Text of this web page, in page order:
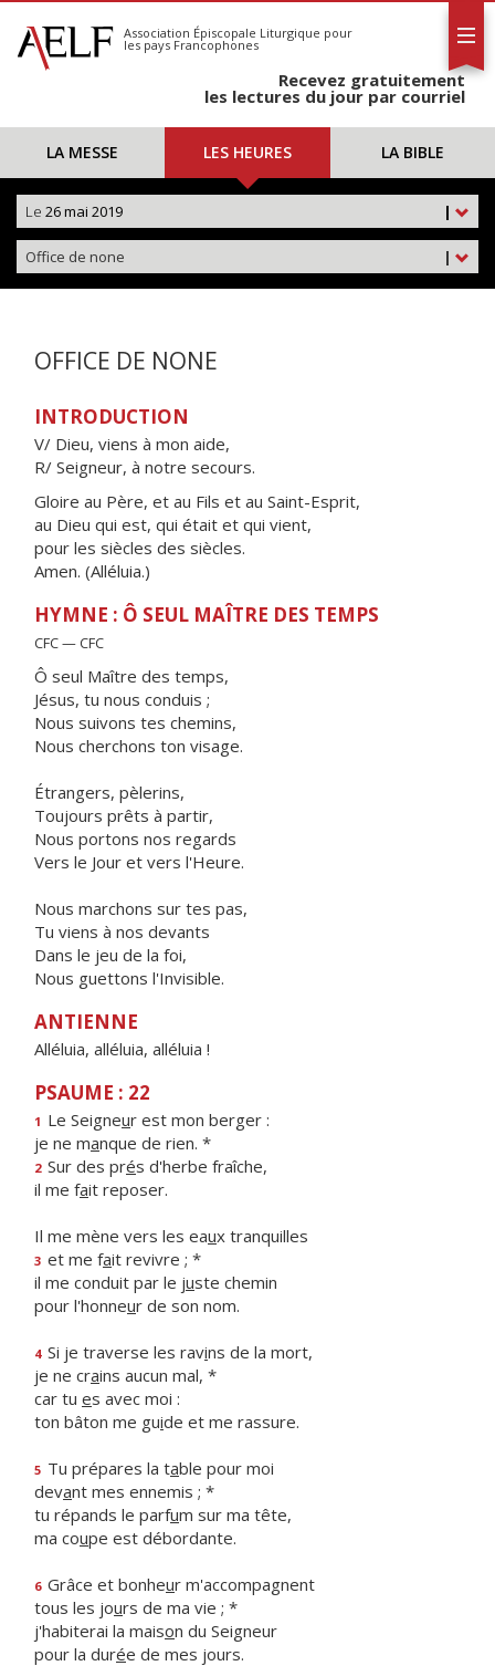
S'abonner
Calendrier
Association Épiscopale Liturgique pour
les pays Francophones
Recevez gratuitement
les lectures du jour par courriel
LA MESSE LES HEURES LA BIBLE
|
Le 26 mai 2019
|
Office de none
OFFICE DE NONE
INTRODUCTION
V/ Dieu, viens à mon aide,
R/ Seigneur, à notre secours.
Gloire au Père, et au Fils et au Saint-Esprit,
au Dieu qui est, qui était et qui vient,
pour les siècles des siècles.
Amen. (Alléluia.)
HYMNE : Ô SEUL MAÎTRE DES TEMPS
CFC — CFC
Ô seul Maître des temps,
Jésus, tu nous conduis ;
Nous suivons tes chemins,
Nous cherchons ton visage.
Étrangers, pèlerins,
Toujours prêts à partir,
Nous portons nos regards
Vers le Jour et vers l'Heure.
Nous marchons sur tes pas,
Tu viens à nos devants
Dans le jeu de la foi,
Nous guettons l'Invisible.
ANTIENNE
Alléluia, alléluia, alléluia !
PSAUME : 22
1 Le Seigneur est mon berger :
je ne manque de rien. *
2 Sur des prés d'herbe fraîche,
il me fait reposer.
Il me mène vers les eaux tranquilles
3 et me fait revivre ; *
il me conduit par le juste chemin
pour l'honneur de son nom.
4 Si je traverse les ravins de la mort,
je ne crains aucun mal, *
car tu es avec moi :
ton bâton me guide et me rassure.
5 Tu prépares la table pour moi
devant mes ennemis ; *
tu répands le parfum sur ma tête,
ma coupe est débordante.
6 Grâce et bonheur m'accompagnent
tous les jours de ma vie ; *
j'habiterai la maison du Seigneur
pour la durée de mes jours.